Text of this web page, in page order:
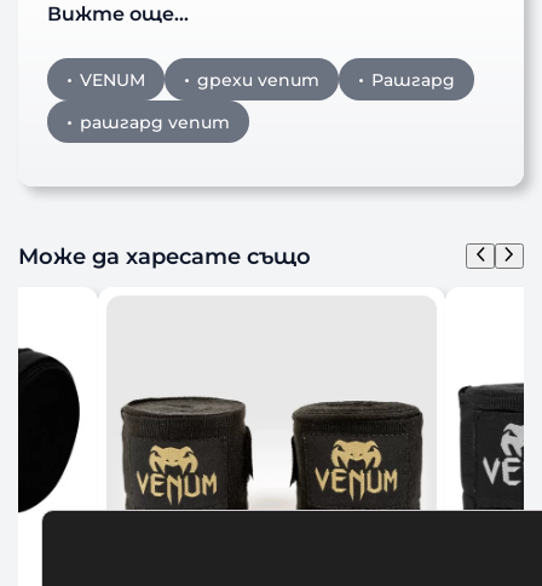
Вижте още…
VENUM дрехи venum
Рашгард
рашгард venum
Може да харесате също